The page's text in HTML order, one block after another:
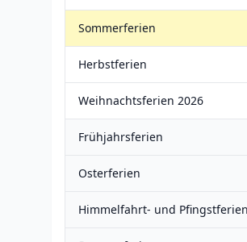
Sommerferien
Herbstferien
Weihnachtsferien 2026
Frühjahrsferien
Osterferien
Himmelfahrt- und Pfingstferien